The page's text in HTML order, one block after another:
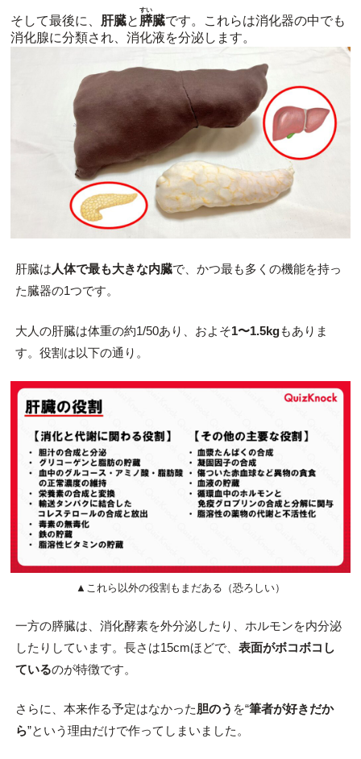
そして最後に、 肝臓と 膵
すい
臓です。これらは消化器の中でも
消化腺に分類され、消化液を分泌します。
肝臓は 人体で最も大きな内臓で、かつ最も多くの機能を持っ
た臓器の1つです。
大人の肝臓は体重の約1/50あり、およそ1〜1.5kgもありま
す。役割は以下の通り。
▲これら以外の役割もまだある（恐ろしい）
一方の膵臓は、消化酵素を外分泌したり、ホルモンを内分泌
したりしています。長さは15cmほどで、 表面がボコボコし
ているのが特徴です。
さらに、本来作る予定はなかった胆のう を“筆者が好きだか
ら”という理由だけで作ってしまいました。